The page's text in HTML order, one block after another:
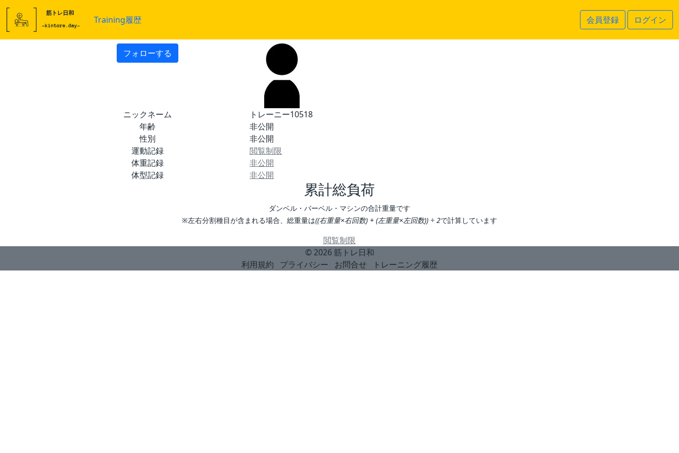
Training履歴 会員登録 ログイン
フォローする
ニックネーム
トレーニー10518
年齢
非公開
性別
非公開
運動記録
閲覧制限
体重記録
非公開
体型記録
非公開
累計総負荷
ダンベル・バーベル・マシンの合計重量です
※左右分割種目が含まれる場合、総重量は((右重量×右回数) + (左重量×左回数)) ÷ 2で計算しています
閲覧制限
© 2026 筋トレ日和
利用規約
プライバシー お問合せ トレーニング履歴